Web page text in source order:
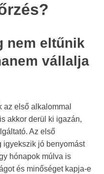
nem eltűnik
vállalja
az első alkalommal
akkor derül ki igazán,
Az első
igyekszik jó benyomást
hónapok múlva is
és minőséget kapja-e